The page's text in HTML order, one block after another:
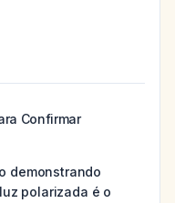
Confirmar
demonstrando
polarizada é o